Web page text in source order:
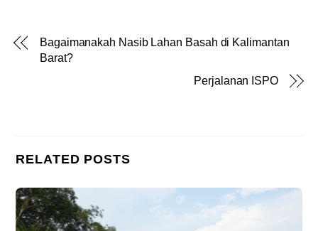
Bagaimanakah Nasib Lahan Basah di Kalimantan
Barat?
Perjalanan ISPO
RELATED POSTS